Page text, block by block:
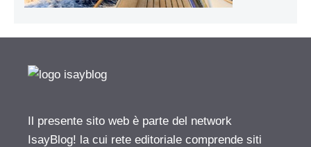
Il presente sito web è parte del network
IsayBlog! la cui rete editoriale comprende siti